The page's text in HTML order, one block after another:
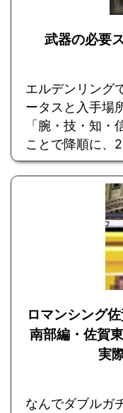
武器の必要
エルデンリング
ータスと入手場
「腕・技・知・
ことで降順に、2
ロマンシング
南部編・佐賀
実
なんでダブルガ